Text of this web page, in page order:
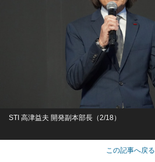
STI 高津益夫 開発副本部長（2/18）
この記事へ戻る